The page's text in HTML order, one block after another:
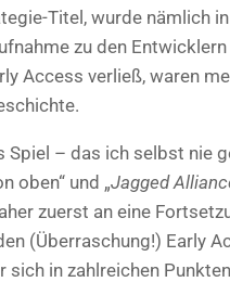
Titel, wurde nämlich
zu den
Access verließ, waren
Spiel – das ich selbst nie
oben“ und „Jagged
zuerst an eine
(Überraschung!) Early
in zahlreichen